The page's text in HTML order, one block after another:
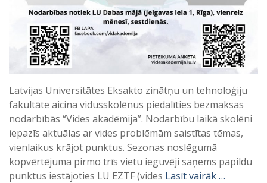
Latvijas Universitātes Eksakto zinātņu un tehnoloģiju
fakultāte aicina vidusskolēnus piedalīties bezmaksas
nodarbībās “Vides akadēmija”. Nodarbību laikā skolēni
iepazīs aktuālas ar vides problēmām saistītas tēmas,
vienlaikus krājot punktus. Sezonas noslēgumā
kopvērtējuma pirmo trīs vietu ieguvēji saņems papildu
punktus iestājoties LU EZTF (vides Lasīt vairāk …